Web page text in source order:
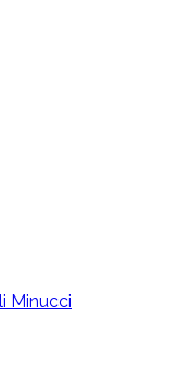
Minucci